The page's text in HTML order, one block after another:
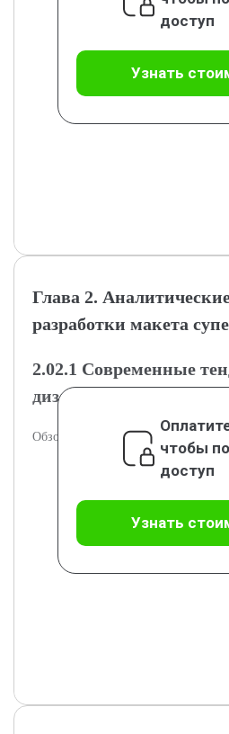
доступ
Узнать
Глава 2.
разработки макета
2.02.1 Современные
дизайне суперобложек
Обзор актуальных трендов в
чтобы
доступ
Узнать